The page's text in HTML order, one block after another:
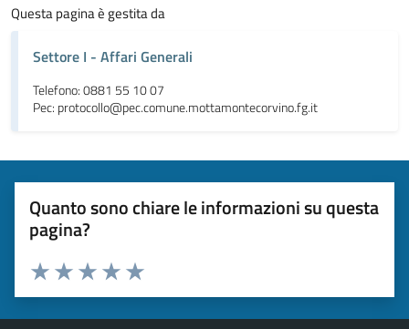
Questa pagina è gestita da
Settore I - Affari Generali
Telefono: 0881 55 10 07
Pec: protocollo@pec.comune.mottamontecorvino.fg.it
Quanto sono chiare le informazioni su questa
pagina?
Valuta da 1 a 5 stelle la pagina
Valuta 5 stelle su 5
Valuta 4 stelle su 5
Valuta 3 stelle su 5
Valuta 2 stelle su 5
Valuta 1 stelle su 5